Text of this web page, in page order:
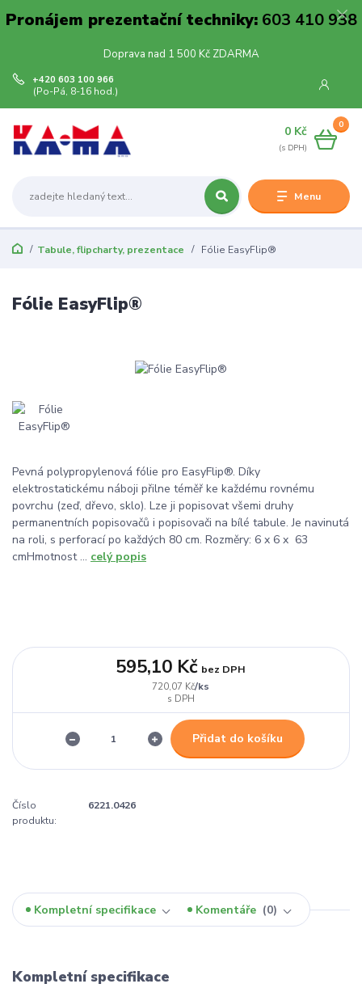
Pronájem prezentační techniky:603 410 938
Doprava nad 1 500 Kč ZDARMA
Menu
+420 603 100 966
(Po-Pá, 8-16 hod.)
0
0 Kč
Tabule, flipcharty, prezentace Fólie EasyFlip®
Fólie EasyFlip®
Pevná polypropylenová fólie pro EasyFlip®. Díky
elektrostatickému náboji přilne téměř ke každému rovnému
povrchu (zeď, dřevo, sklo). Lze ji popisovat všemi druhy
permanentních popisovačů i popisovači na bílé tabule. Je navinutá
na roli, s perforací po každých 80 cm. Rozměry: 6 x 6 x 63
cmHmotnost ... celý popis
720,07 Kč/ks
595,10 Kč bez DPH
Přidat do košíku
Číslo
produktu:
6221.0426
Kompletní specifikace Komentáře 0
Kompletní specifikace